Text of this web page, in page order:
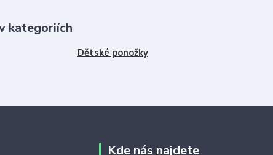
kategoriích
Dětské ponožky
Kde nás najdete